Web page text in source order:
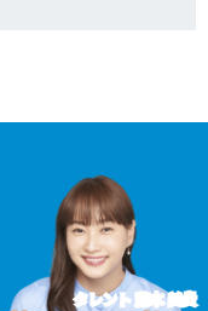
タレント 藤本 美貴